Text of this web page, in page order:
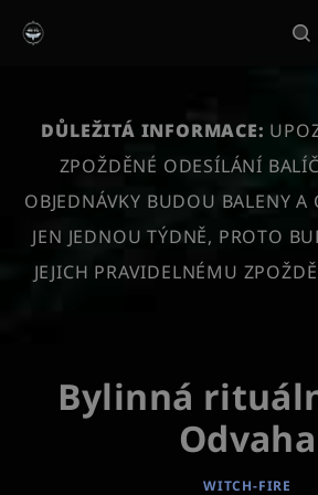
DŮLEŽITÁ INFORMACE:
ZPOŽDĚNÉ ODESÍLÁNÍ
OBJEDNÁVKY BUDOU BALENY A
JEN JEDNOU TÝDNĚ, PROTO
JEJICH PRAVIDELNÉMU
Bylinná
Odvaha
WITCH-FIRE